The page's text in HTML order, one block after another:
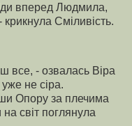
вперед Людмила,
Cміливість.
все, - озвалась Віра
уже не сіра.
Опору за плечима
свiт поглянула